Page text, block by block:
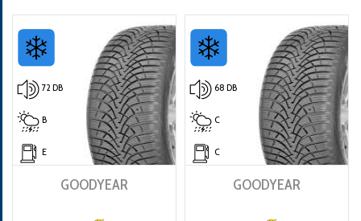
72 DB
B
E
GOODYEAR
68 DB
C
C
GOODYEAR